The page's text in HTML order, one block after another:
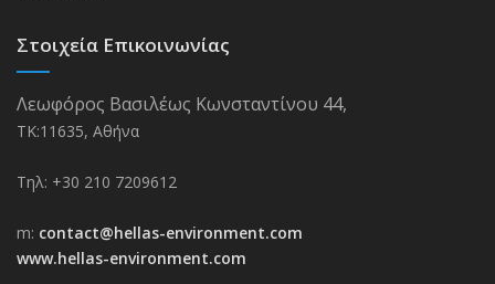
Στοιχεία Επικοινωνίας
Λεωφόρος Βασιλέως Κωνσταντίνου 44,
ΤΚ:11635, Αθήνα
Τηλ: +30 210 7209612
m: contact@hellas-environment.com
www.hellas-environment.com